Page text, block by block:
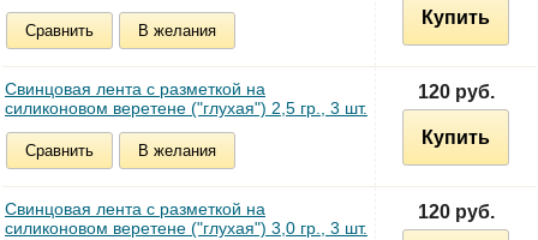
Сравнить В желания
Купить
Свинцовая лента c разметкой на
силиконовом веретене ("глухая") 2,5 гр., 3 шт.
Сравнить В желания
120 руб.
Купить
Свинцовая лента c разметкой на
силиконовом веретене ("глухая") 3,0 гр., 3 шт.
120 руб.